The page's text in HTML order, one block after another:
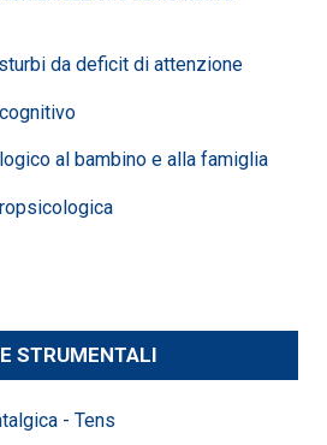
da deficit di attenzione
al bambino e alla famiglia
STRUMENTALI
- Tens